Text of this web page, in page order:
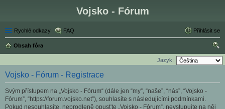
Vojsko - Fórum
Rychlé odkazy FAQ Přihlásit se
Obsah fóra
led
Jazyk:
Vojsko - Fórum - Registrace
Svým přístupem na „Vojsko - Fórum“ (dále jen “my”, “naše”, “nás”, “Vojsko -
Fórum”, “https://forum.vojsko.net”), souhlasíte s následujícími podmínkami.
Pokud nesouhlasíte, neprodleně opusťte „Vojsko - Fórum“, nevstupujte na něj